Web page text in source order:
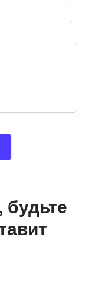
будьте